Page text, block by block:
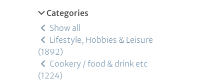
Categories
Show all
Lifestyle, Hobbies & Leisure
1892
Cookery / food & drink etc
1224